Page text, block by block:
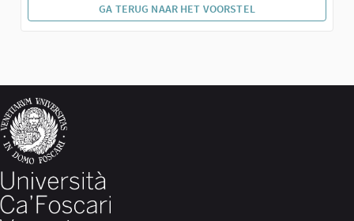
GA TERUG NAAR HET VOORSTEL